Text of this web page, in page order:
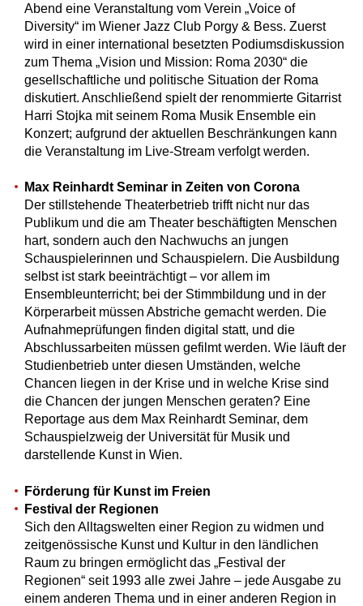
Abend eine Veranstaltung vom Verein „Voice of
Diversity“ im Wiener Jazz Club Porgy & Bess. Zuerst
wird in einer international besetzten Podiumsdiskussion
zum Thema „Vision und Mission: Roma 2030“ die
gesellschaftliche und politische Situation der Roma
diskutiert. Anschließend spielt der renommierte Gitarrist
Harri Stojka mit seinem Roma Musik Ensemble ein
Konzert; aufgrund der aktuellen Beschränkungen kann
die Veranstaltung im Live-Stream verfolgt werden.
Max Reinhardt Seminar in Zeiten von Corona
Der stillstehende Theaterbetrieb trifft nicht nur das
Publikum und die am Theater beschäftigten Menschen
hart, sondern auch den Nachwuchs an jungen
Schauspielerinnen und Schauspielern. Die Ausbildung
selbst ist stark beeinträchtigt – vor allem im
Ensembleunterricht; bei der Stimmbildung und in der
Körperarbeit müssen Abstriche gemacht werden. Die
Aufnahmeprüfungen finden digital statt, und die
Abschlussarbeiten müssen gefilmt werden. Wie läuft der
Studienbetrieb unter diesen Umständen, welche
Chancen liegen in der Krise und in welche Krise sind
die Chancen der jungen Menschen geraten? Eine
Reportage aus dem Max Reinhardt Seminar, dem
Schauspielzweig der Universität für Musik und
darstellende Kunst in Wien.
Förderung für Kunst im Freien
Festival der Regionen
Sich den Alltagswelten einer Region zu widmen und
zeitgenössische Kunst und Kultur in den ländlichen
Raum zu bringen ermöglicht das „Festival der
Regionen“ seit 1993 alle zwei Jahre – jede Ausgabe zu
einem anderen Thema und in einer anderen Region in